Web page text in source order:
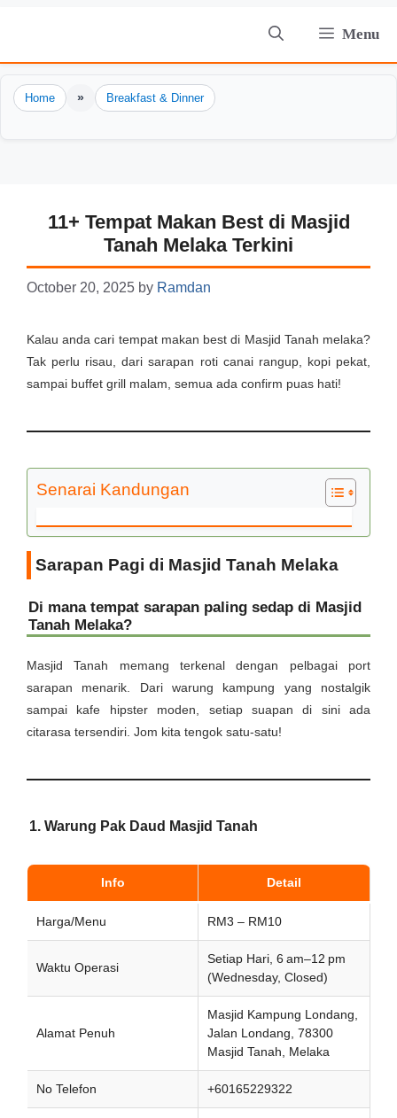
content
Menu
Home » Breakfast & Dinner
11+ Tempat Makan Best di Masjid
Tanah Melaka Terkini
October 20, 2025 by Ramdan
Kalau anda cari tempat makan best di Masjid Tanah melaka?
Tak perlu risau, dari sarapan roti canai rangup, kopi pekat,
sampai buffet grill malam, semua ada confirm puas hati!
Senarai Kandungan
Sarapan Pagi di Masjid Tanah Melaka
Di mana tempat sarapan paling sedap di Masjid
Tanah Melaka?
Masjid Tanah memang terkenal dengan pelbagai port
sarapan menarik. Dari warung kampung yang nostalgik
sampai kafe hipster moden, setiap suapan di sini ada
citarasa tersendiri. Jom kita tengok satu-satu!
1. Warung Pak Daud Masjid Tanah
Info Detail
Harga/Menu RM3 – RM10
Waktu Operasi
Setiap Hari, 6 am–12 pm
(Wednesday, Closed)
Alamat Penuh
Masjid Kampung Londang,
Jalan Londang, 78300
Masjid Tanah, Melaka
No Telefon +60165229322